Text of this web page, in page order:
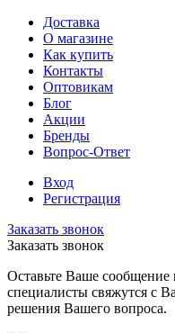
Доставка
О магазине
Как купить
Контакты
Оптовикам
Блог
Акции
Бренды
Вопрос-Ответ
Вход
Регистрация
Заказать звонок
Заказать звонок
Оставьте Ваше
специалисты свяжутся с
решения Вашего вопроса.